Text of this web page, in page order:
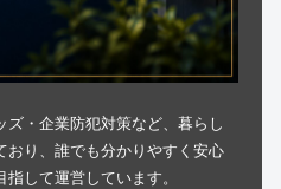
・企業防犯対策など、暮らし
おり、誰でも分かりやすく安心
して運営しています。